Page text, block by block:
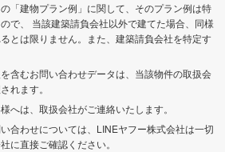
「建物プラン例」に関して、そのプラン例は特
で、 当該建築請負会社以外で建てた場合、同様
とは限りません。また、建築請負会社を特定す
含むお問い合わせデータは、当該物件の取扱会
れます。
へは、取扱会社がご連絡いたします。
合わせについては、LINEヤフー株式会社は一切
に直接ご確認ください。